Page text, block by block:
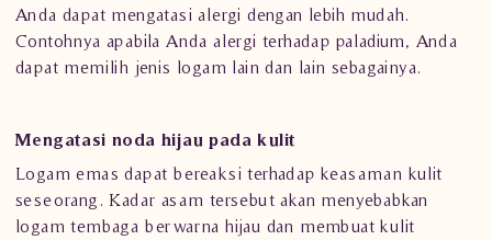
Anda dapat mengatasi alergi dengan lebih mudah.
Contohnya apabila Anda alergi terhadap paladium, Anda
dapat memilih jenis logam lain dan lain sebagainya.
Mengatasi noda hijau pada kulit
Logam emas dapat bereaksi terhadap keasaman kulit
seseorang. Kadar asam tersebut akan menyebabkan
logam tembaga berwarna hijau dan membuat kulit